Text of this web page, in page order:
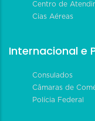
Centro de
Cias Aéreas
Internacional e
Consulados
Câmaras de
Polícia Federal